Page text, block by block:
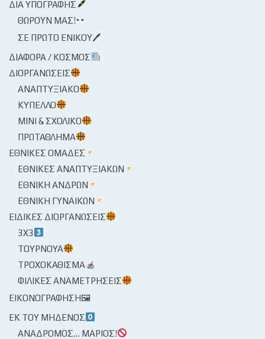
ΔΙΑ ΥΠΟΓΡΑΦΉΣ
ΘΩΡΟΎΝ ΜΑΣ!
ΣΕ ΠΡΏΤΟ ΕΝΙΚΟΎ🖊
ΔΙΆΦΟΡΑ / ΚΌΣΜΟΣ
ΔΙΟΡΓΑΝΏΣΕΙΣ
ΑΝΑΠΤΥΞΙΑΚΌ
ΚΎΠΕΛΛΟ
ΜΊΝΙ & ΣΧΟΛΙΚΌ
ΠΡΩΤΆΘΛΗΜΑ
ΕΘΝΙΚΈΣ ΟΜΆΔΕΣ
ΕΘΝΙΚΈΣ ΑΝΑΠΤΥΞΙΑΚΏΝ
ΕΘΝΙΚΉ ΑΝΔΡΏΝ
ΕΘΝΙΚΉ ΓΥΝΑΙΚΏΝ
ΕΙΔΙΚΈΣ ΔΙΟΡΓΑΝΏΣΕΙΣ
3X3
ΤΟΥΡΝΟΥΆ
ΤΡΟΧΟΚΆΘΙΣΜΑ
ΦΙΛΙΚΈΣ ΑΝΑΜΕΤΡΉΣΕΙΣ
ΕΙΚΟΝΟΓΡΆΦΗΣΗ🖼
ΕΚ ΤΟΥ ΜΗΔΕΝΌΣ
ΑΝΆΔΡΟΜΟΣ… ΜΆΡΙΟΣ!